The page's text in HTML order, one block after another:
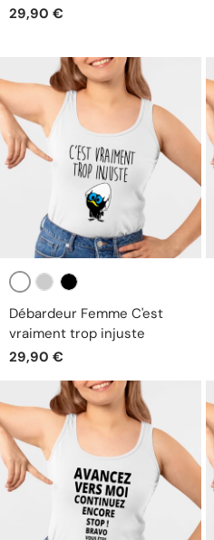
29,90 €
Blanc
Débardeur Femme C'est
vraiment trop injuste
29,90 €